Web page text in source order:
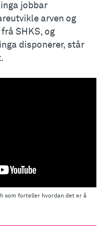
jobbar
arven og
SHKS, og
disponerer, står
som forteller hvordan det er å